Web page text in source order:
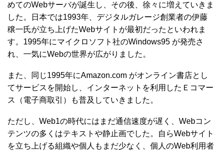
めてのWebサーバが誕生し、その後、徐々に増えていきま
した。日本では1993年、デジタルガレージ創業者の伊藤
穣一氏が立ち上げたWebサイトが最初だったといわれま
す。1995年にマイクロソフト社のWindows95 が発売さ
れ、一気にWebの世界が広がりました。
また、同じ1995年にAmazon.com がオンライン書店とし
てサービスを開始し、インターネットを利用したＥコマー
ス（電子商取引）も普及していきました。
ただし、Web1の時代にはまだ通信速度が遅く、Webコン
テンツの多くはテキストや静止画でした。自らWebサイト
を立ち上げる組織や個人もまだ少なく、個人のWeb利用者